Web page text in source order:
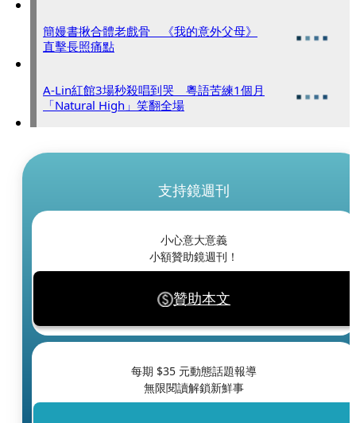
簡嫚書揪合體老戲骨 《我的意外父母》
直擊長照痛點
A-Lin紅館3場秒殺唱到哭 粵語苦練1個月
「Natural High」笑翻全場
支持鏡週刊
小心意大意義
小額贊助鏡週刊！
贊助本文
每期 $35 元動態話題報導
無限閱讀解鎖新鮮事